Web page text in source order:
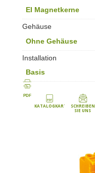
EI Magnetkerne
Gehäuse
Ohne Gehäuse
Installation
Basis
PDF
KATALOGKARTE
SCHREIBEN
SIE UNS